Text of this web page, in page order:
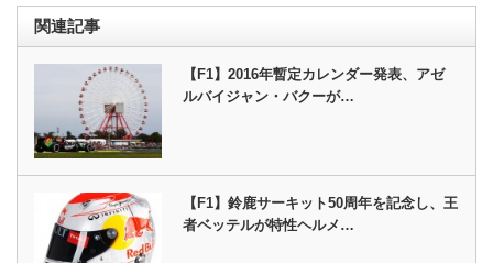
関連記事
【F1】2016年暫定カレンダー発表、アゼ
ルバイジャン・バクーが…
【F1】鈴鹿サーキット50周年を記念し、王
者ベッテルが特性ヘルメ…